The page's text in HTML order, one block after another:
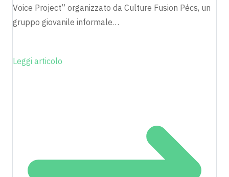
Voice Project” organizzato da Culture Fusion Pécs, un
gruppo giovanile informale…
Leggi articolo